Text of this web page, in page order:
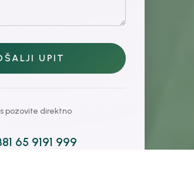
UPIT
pozovite direktno
65 9191 999